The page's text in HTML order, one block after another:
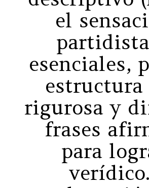
el
esenciales,
estructura
rigurosa y
frases
para